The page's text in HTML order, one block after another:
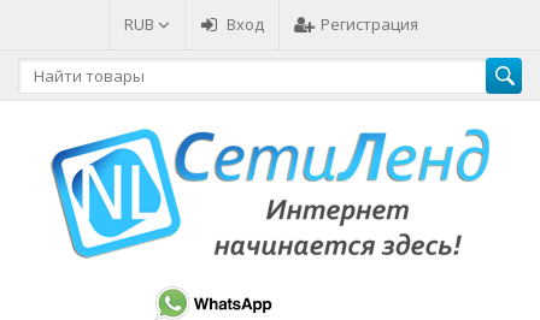
RUB Вход Регистрация